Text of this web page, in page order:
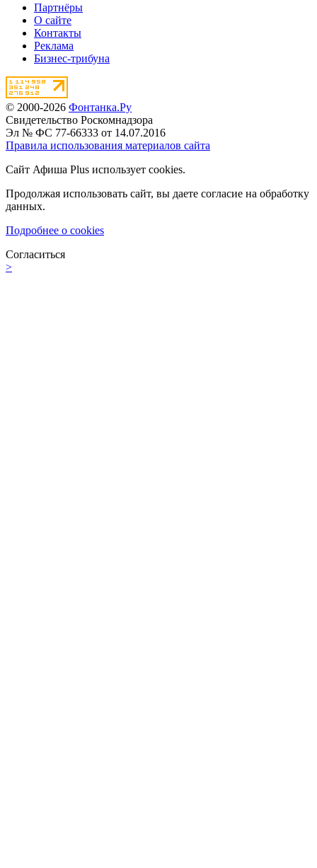
Партнёры
О сайте
Контакты
Реклама
Бизнес-трибуна
© 2000-2026 Фонтанка.Ру
Свидетельство Роскомнадзора
Эл № ФС 77-66333 от 14.07.2016
Правила использования материалов сайта
Сайт Афиша Plus использует cookies.
Продолжая использовать сайт, вы даете согласие на обработку
данных.
Подробнее о cookies
Согласиться
>